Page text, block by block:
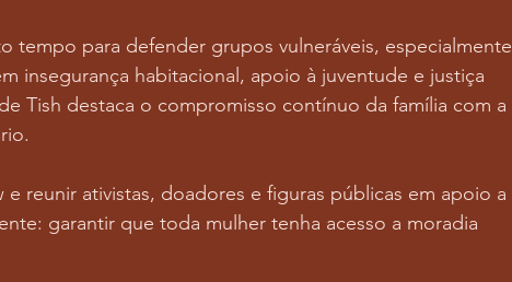
tempo para defender grupos vulneráveis, especialmente
insegurança habitacional, apoio à juventude e justiça
Tish destaca o compromisso contínuo da família com a
reunir ativistas, doadores e figuras públicas em apoio a
garantir que toda mulher tenha acesso a moradia